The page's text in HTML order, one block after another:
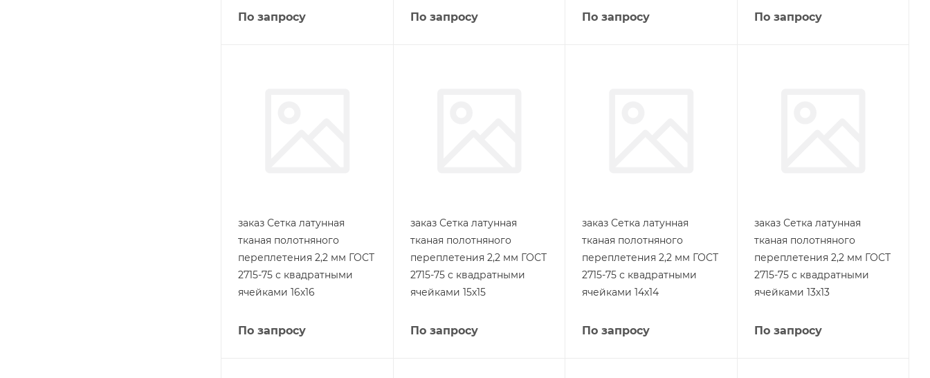
По запросу По запросу По запросу По запросу
заказ Сетка латунная
тканая полотняного
переплетения 2,2 мм ГОСТ
2715-75 с квадратными
ячейками 16х16
По запросу
заказ Сетка латунная
тканая полотняного
переплетения 2,2 мм ГОСТ
2715-75 с квадратными
ячейками 15х15
По запросу
заказ Сетка латунная
тканая полотняного
переплетения 2,2 мм ГОСТ
2715-75 с квадратными
ячейками 14х14
По запросу
заказ Сетка латунная
тканая полотняного
переплетения 2,2 мм ГОСТ
2715-75 с квадратными
ячейками 13х13
По запросу